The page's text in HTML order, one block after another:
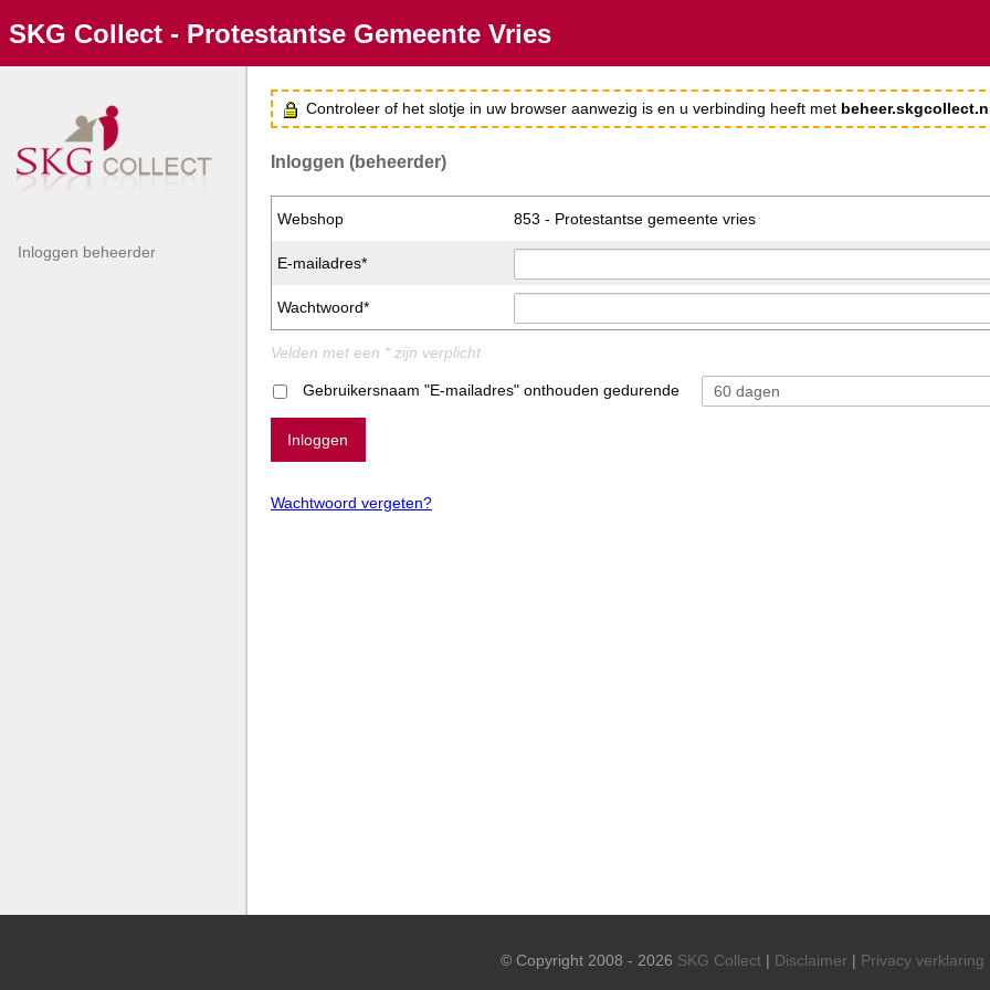
SKG Collect - Protestantse Gemeente Vries
Inloggen beheerder
Controleer of het slotje in uw browser aanwezig is en u verbinding heeft met
Inloggen (beheerder)
Webshop 853 - Protestantse gemeente vries
E-mailadres*
Wachtwoord*
Velden met een * zijn verplicht
Gebruikersnaam "E-mailadres" onthouden gedurende
Wachtwoord vergeten?
© Copyright 2008 - 2026 SKG Collect | Disclaimer | Privacy verklaring